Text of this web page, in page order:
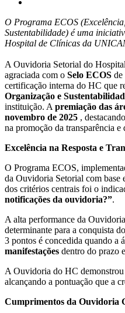
O Programa ECOS
Sustentabilidade) é uma
Hospital de Clínicas da
A Ouvidoria Setorial do
agraciada com o Selo ECOS de
certificação interna do HC que
Organização e
instituição. A premiação das
novembro de 2025 ,
na promoção da transparência
Excelência na Resposta e
O Programa ECOS,
da Ouvidoria Setorial com base
dos critérios centrais foi o
notificações da ouvidoria?”.
A alta performance da
determinante para a conquista
3 pontos é concedida quando a
manifestações dentro do prazo
A Ouvidoria do HC
alcançando a pontuação que a
Cumprimentos da Ouvidoria